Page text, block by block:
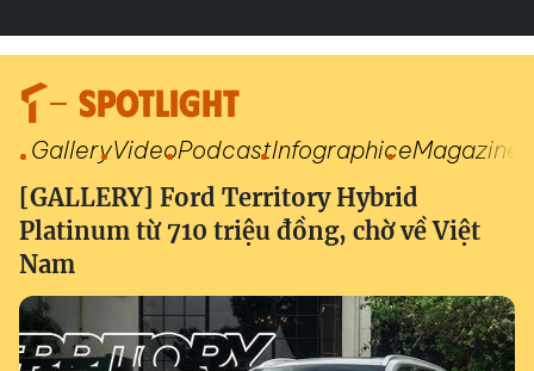
SPOTLIGHT
GalleryVideoPodcastInfographiceMagazine
[GALLERY] Ford Territory Hybrid
Platinum từ 710 triệu đồng, chờ về Việt
Nam